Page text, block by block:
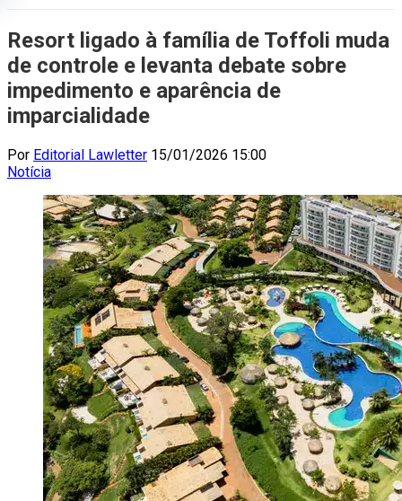
Resort ligado à família de Toffoli muda
de controle e levanta debate sobre
impedimento e aparência de
imparcialidade
Por Editorial Lawletter 15/01/2026 15:00
Notícia